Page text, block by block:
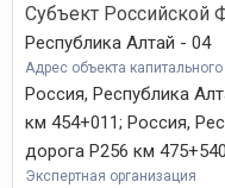
Субъект Российской
Республика Алтай - 04
Адрес объекта капитального
Россия, Республика
км 454+011; Россия,
дорога Р256 км 475+540
Экспертная организация